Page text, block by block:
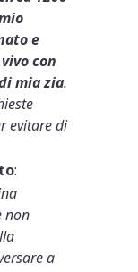
e
con
mia zia.
evitare di
:
non
a